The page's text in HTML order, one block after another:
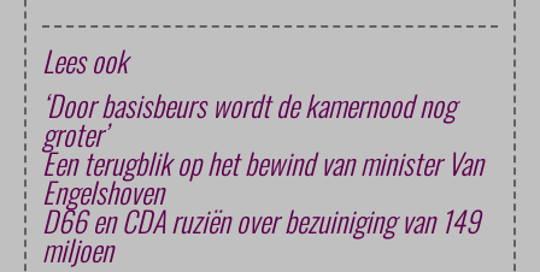
Lees ook
‘Door basisbeurs wordt de kamernood nog
groter’
Een terugblik op het bewind van minister Van
Engelshoven
D66 en CDA ruziën over bezuiniging van 149
miljoen